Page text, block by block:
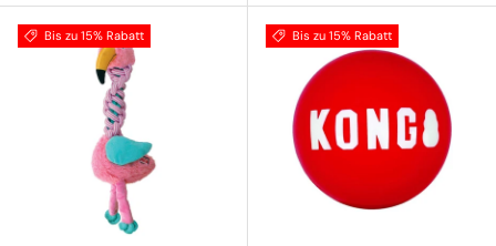
Bis zu 15% Rabatt Bis zu 15% Rabatt